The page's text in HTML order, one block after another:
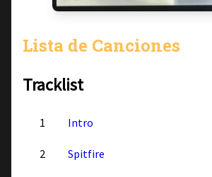
Lista de Canciones
Tracklist
1 Intro
2 Spitfire